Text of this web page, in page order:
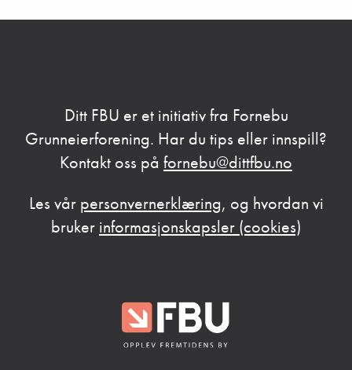
Ditt FBU er et initiativ fra Fornebu
Grunneierforening. Har du tips eller innspill?
Kontakt oss på fornebu@dittfbu.no
Les vår personvernerklæring, og hvordan vi
bruker informasjonskapsler (cookies)